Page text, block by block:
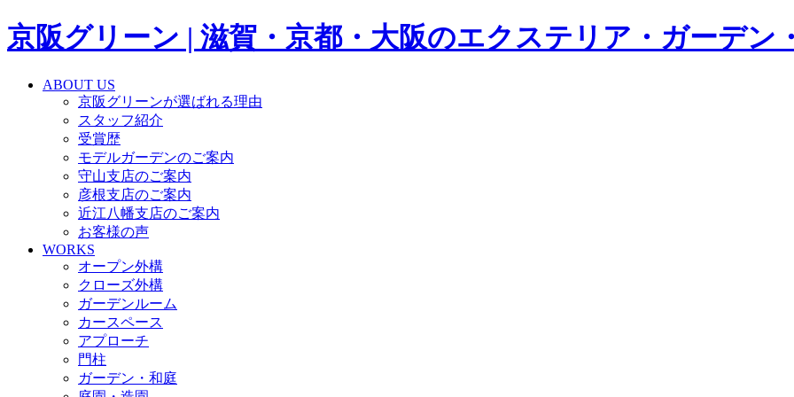
京阪グリーン | 滋賀・京都・大阪のエクステリア・ガーデン
ABOUT US
京阪グリーンが選ばれる理由
スタッフ紹介
受賞歴
モデルガーデンのご案内
守山支店のご案内
彦根支店のご案内
近江八幡支店のご案内
お客様の声
WORKS
オープン外構
クローズ外構
ガーデンルーム
カースペース
アプローチ
門柱
ガーデン・和庭